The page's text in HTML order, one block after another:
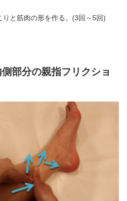
と筋肉の形を作る。(3回～5回)
部分の親指フリクショ